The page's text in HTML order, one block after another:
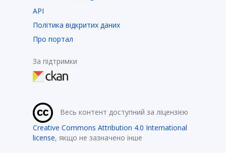
API
Політика відкритих даних
Про портал
За підтримки
Весь контент доступний за ліцензією
Creative Commons Attribution 4.0 International
license, якщо не зазначено інше